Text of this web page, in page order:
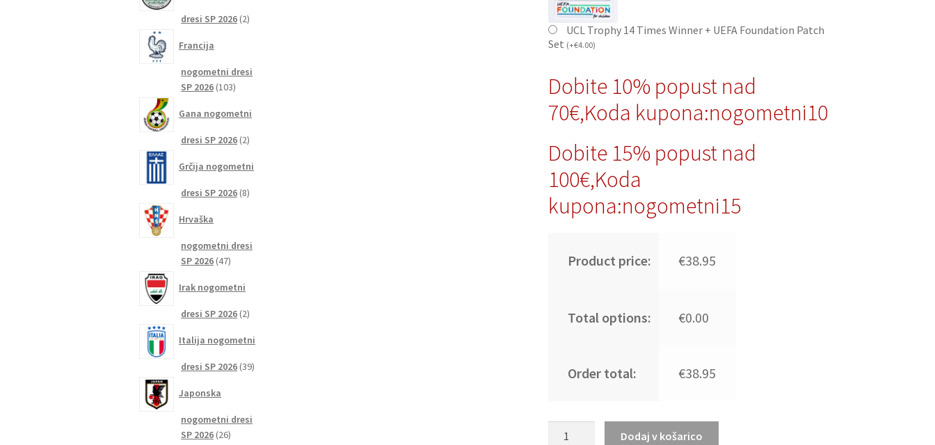
UCL Trophy 14 Times Winner + UEFA Foundation Patch
Set (+€4.00)
Dobite 10% popust nad
70€,Koda kupona:nogometni10
Dobite 15% popust nad
100€,Koda
kupona:nogometni15
Product price: €38.95
Total options: €0.00
Order total: €38.95
Dodaj v košarico
dresi SP 2026 22
Francija
nogometni dresi
SP 2026 103103
Gana nogometni
dresi SP 2026 22
Grčija nogometni
dresi SP 2026 88
Hrvaška
nogometni dresi
SP 2026 4747
Irak nogometni
dresi SP 2026 22
Italija nogometni
dresi SP 2026 3939
Japonska
nogometni dresi
SP 2026 2626